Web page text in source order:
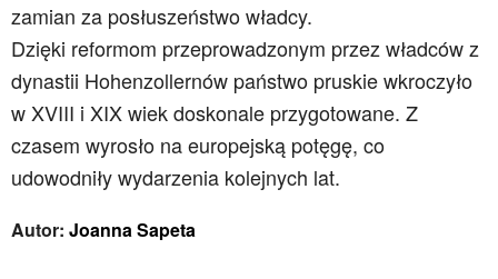
zamian za posłuszeństwo władcy.
Dzięki reformom przeprowadzonym przez władców z
dynastii Hohenzollernów państwo pruskie wkroczyło
w XVIII i XIX wiek doskonale przygotowane. Z
czasem wyrosło na europejską potęgę, co
udowodniły wydarzenia kolejnych lat.
Autor: Joanna Sapeta